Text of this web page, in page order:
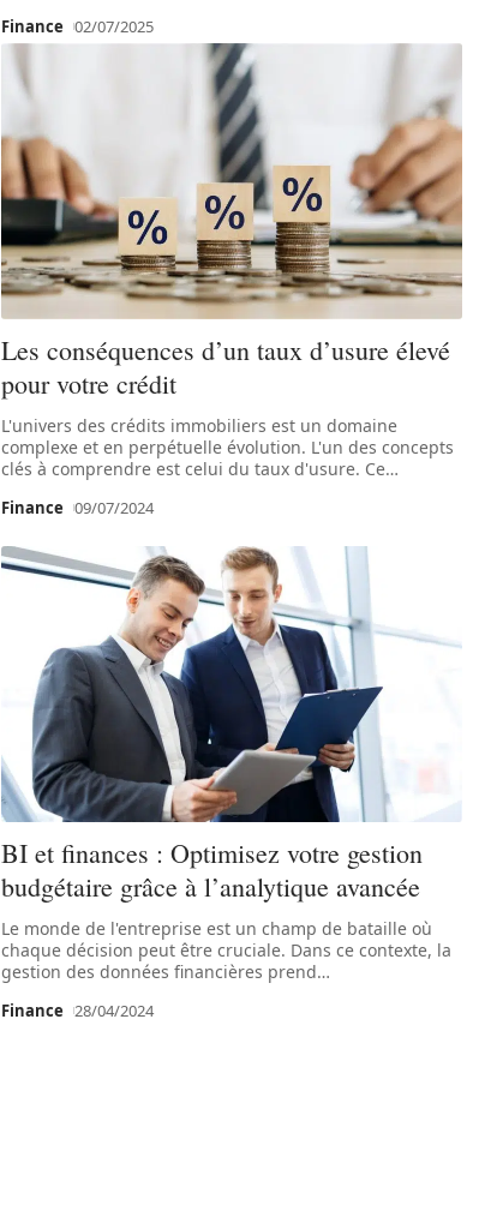
Finance 02/07/2025
Les conséquences d’un taux d’usure élevé
pour votre crédit
L'univers des crédits immobiliers est un domaine
complexe et en perpétuelle évolution. L'un des concepts
clés à comprendre est celui du taux d'usure. Ce…
Finance 09/07/2024
BI et finances : Optimisez votre gestion
budgétaire grâce à l’analytique avancée
Le monde de l'entreprise est un champ de bataille où
chaque décision peut être cruciale. Dans ce contexte, la
gestion des données financières prend…
Finance 28/04/2024